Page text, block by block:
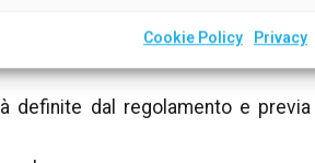
Cookie Policy Privacy
definite dal regolamento e previa